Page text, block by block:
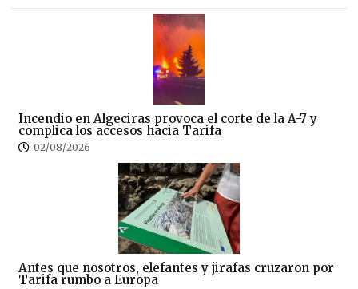
Incendio en Algeciras provoca el corte de la A-7 y
complica los accesos hacia Tarifa
02/08/2026
Antes que nosotros, elefantes y jirafas cruzaron por
Tarifa rumbo a Europa